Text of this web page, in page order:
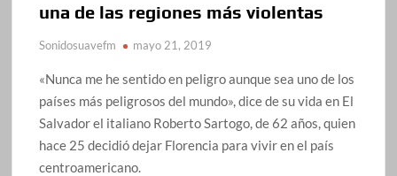
una de las regiones más violentas
Sonidosuavefm mayo 21, 2019
«Nunca me he sentido en peligro aunque sea uno de los
países más peligrosos del mundo», dice de su vida en El
Salvador el italiano Roberto Sartogo, de 62 años, quien
hace 25 decidió dejar Florencia para vivir en el país
centroamericano.